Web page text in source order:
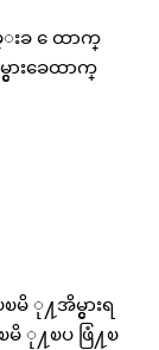
မ္းခ ေထာက္
ငွားခေထာက္
႔အိမ္ငွားရ
႔ၿပ ဖြံ႔ၿ